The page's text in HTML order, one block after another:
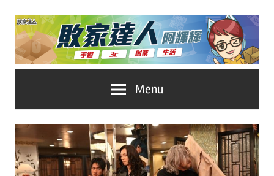
Skip
content
家
達
No.1
遊
戲
科
技
Menu